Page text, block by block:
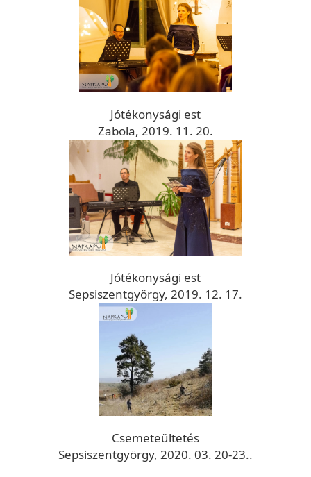
Jótékonysági est
Zabola, 2019. 11. 20.
Jótékonysági est
Sepsiszentgyörgy, 2019. 12. 17.
Csemeteültetés
Sepsiszentgyörgy, 2020. 03. 20-23..